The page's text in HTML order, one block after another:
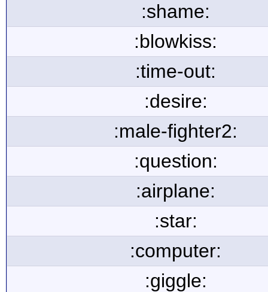
:shame:
:blowkiss:
:time-out:
:desire:
:male-fighter2:
:question:
:airplane:
:star:
:computer:
:giggle: